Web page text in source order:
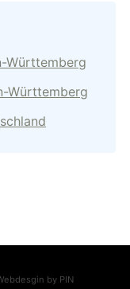
Württemberg
Württemberg
by PIN